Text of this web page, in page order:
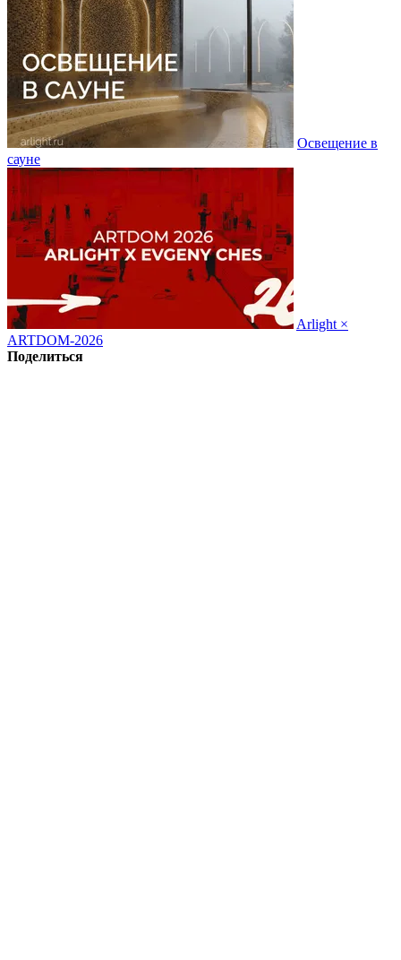
Освещение в
сауне
Arlight ×
ARTDOM-2026
Поделиться